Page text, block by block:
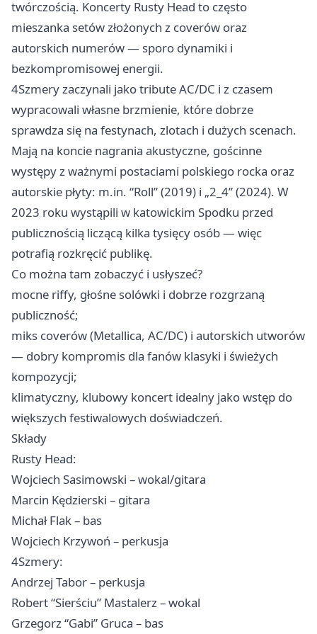
twórczością. Koncerty Rusty Head to często
mieszanka setów złożonych z coverów oraz
autorskich numerów — sporo dynamiki i
bezkompromisowej energii.
4Szmery zaczynali jako tribute AC/DC i z czasem
wypracowali własne brzmienie, które dobrze
sprawdza się na festynach, zlotach i dużych scenach.
Mają na koncie nagrania akustyczne, gościnne
występy z ważnymi postaciami polskiego rocka oraz
autorskie płyty: m.in. “Roll” (2019) i „2_4” (2024). W
2023 roku wystąpili w katowickim Spodku przed
publicznością liczącą kilka tysięcy osób — więc
potrafią rozkręcić publikę.
Co można tam zobaczyć i usłyszeć?
mocne riffy, głośne solówki i dobrze rozgrzaną
publiczność;
miks coverów (Metallica, AC/DC) i autorskich utworów
— dobry kompromis dla fanów klasyki i świeżych
kompozycji;
klimatyczny, klubowy koncert idealny jako wstęp do
większych festiwalowych doświadczeń.
Składy
Rusty Head:
Wojciech Sasimowski – wokal/gitara
Marcin Kędzierski – gitara
Michał Flak – bas
Wojciech Krzywoń – perkusja
4Szmery:
Andrzej Tabor – perkusja
Robert “Sierściu” Mastalerz – wokal
Grzegorz “Gabi” Gruca – bas